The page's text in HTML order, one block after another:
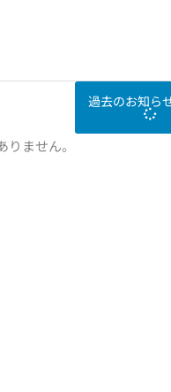
過去のお知ら
ません。